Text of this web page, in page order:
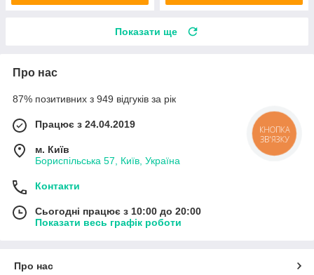
Показати ще
Про нас
87% позитивних з 949 відгуків за рік
Працює з 24.04.2019
м. Київ
Бориспільська 57, Київ, Україна
Контакти
Сьогодні працює з 10:00 до 20:00
Показати весь графік роботи
Про нас
КНОПКА
ЗВ'ЯЗКУ